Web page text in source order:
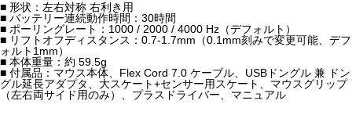
■ 形状：左右対称 右利き用
■ バッテリー連続動作時間：30時間
■ ポーリングレート：1000 / 2000 / 4000 Hz（デフォルト）
■ リフトオフディスタンス：0.7-1.7mm（0.1mm刻みで変更可能、デフ
ォルト1mm）
■ 本体重量：約 59.5g
■ 付属品：マウス本体、Flex Cord 7.0 ケーブル、USBドングル 兼 ドン
グル延長アダプタ、大スケート+センサー用スケート、マウスグリップ
（左右両サイド用のみ）、プラスドライバー、マニュアル